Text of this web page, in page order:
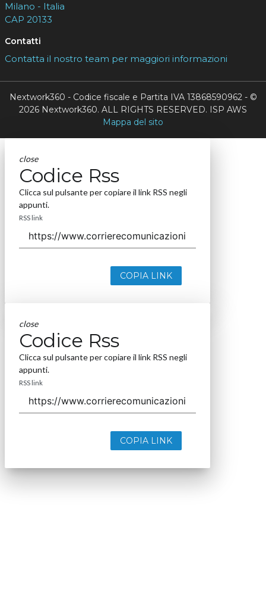
Milano - Italia
CAP 20133
Contatti
Contatta il nostro team per maggiori informazioni
Nextwork360 - Codice fiscale e Partita IVA 13868590962 - ©
2026 Nextwork360. ALL RIGHTS RESERVED. ISP AWS
Mappa del sito
close
Codice Rss
Clicca sul pulsante per copiare il link RSS negli
appunti.
RSS link
COPIA LINK
close
Codice Rss
Clicca sul pulsante per copiare il link RSS negli
appunti.
RSS link
COPIA LINK